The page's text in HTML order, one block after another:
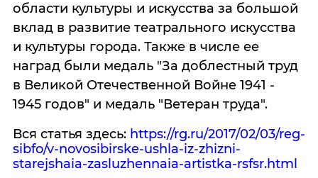
области культуры и искусства за большой
вклад в развитие театрального искусства
и культуры города. Также в числе ее
наград были медаль "За доблестный труд
в Великой Отечественной Войне 1941 -
1945 годов" и медаль "Ветеран труда".
Вся статья здесь: https://rg.ru/2017/02/03/reg-
sibfo/v-novosibirske-ushla-iz-zhizni-
starejshaia-zasluzhennaia-artistka-rsfsr.html